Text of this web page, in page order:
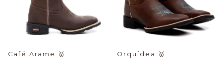
Café Arame 🥇 Orquídea 🥇